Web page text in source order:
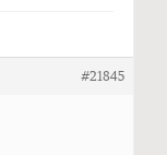
#21845